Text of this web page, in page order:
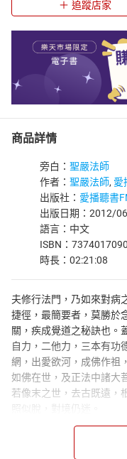
追蹤店家
商品詳情
旁白： 聖嚴法師
作者： 聖嚴法師, 愛
出版社： 愛播聽書
出版日期：2012/
語言：中文
ISBN：
時長：02:21:08
夫修行法門，乃如來對病
捷徑，最簡要者，莫勝於
關，疾成覺道之秘訣也。
自力，二他力，三本有功
網，出愛欲河，成佛作祖
如佛在世，及正法中諸大
若像末之世，去古既遠，